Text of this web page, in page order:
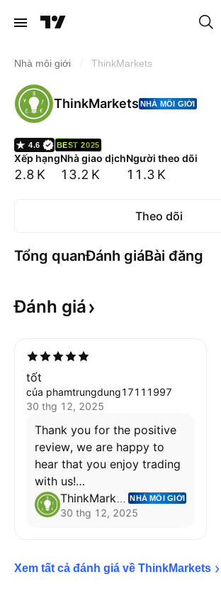
Nhà môi giới ThinkMarkets
ThinkMarkets NHÀ MÔI GIỚI
4.6 BEST 2025
Xếp hạng
2.8 K
Nhà giao dịch
13.2 K
Người theo dõi
11.3 K
Theo dõi
Tổng quanĐánh giáBài đăng
Đánh giá
tốt
của phamtrungdung17111997
30 thg 12, 2025
Thank you for the positive
review, we are happy to
hear that you enjoy trading
with us!
- The ThinkMarkets Team
NHÀ MÔI GIỚI
30 thg 12, 2025
Xem tất cả đánh giá về ThinkMarkets